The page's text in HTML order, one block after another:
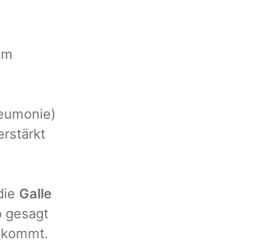
Galle
gesagt
kommt.